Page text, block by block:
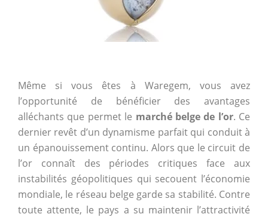
Même si vous êtes à Waregem, vous avez
l’opportunité de bénéficier des avantages
alléchants que permet le marché belge de l’or. Ce
dernier revêt d’un dynamisme parfait qui conduit à
un épanouissement continu. Alors que le circuit de
l’or connaît des périodes critiques face aux
instabilités géopolitiques qui secouent l’économie
mondiale, le réseau belge garde sa stabilité. Contre
toute attente, le pays a su maintenir l’attractivité